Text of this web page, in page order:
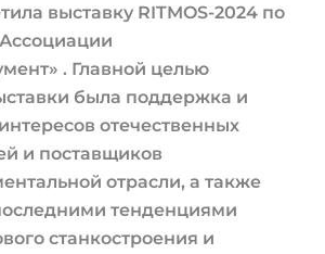
выставку RITMOS-2024 по
. Главной целью
была поддержка и
отечественных
и поставщиков
отрасли, а также
тенденциями
станкостроения и